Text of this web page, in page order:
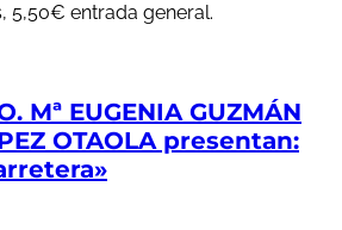
5,50€ entrada general.
Mª EUGENIA GUZMÁN
OTAOLA presentan: